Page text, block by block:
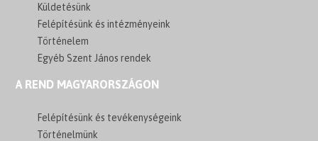
Küldetésünk
Felépítésünk és intézményeink
Történelem
Egyéb Szent János rendek
A REND MAGYARORSZÁGON
Felépítésünk és tevékenységeink
Történelmünk